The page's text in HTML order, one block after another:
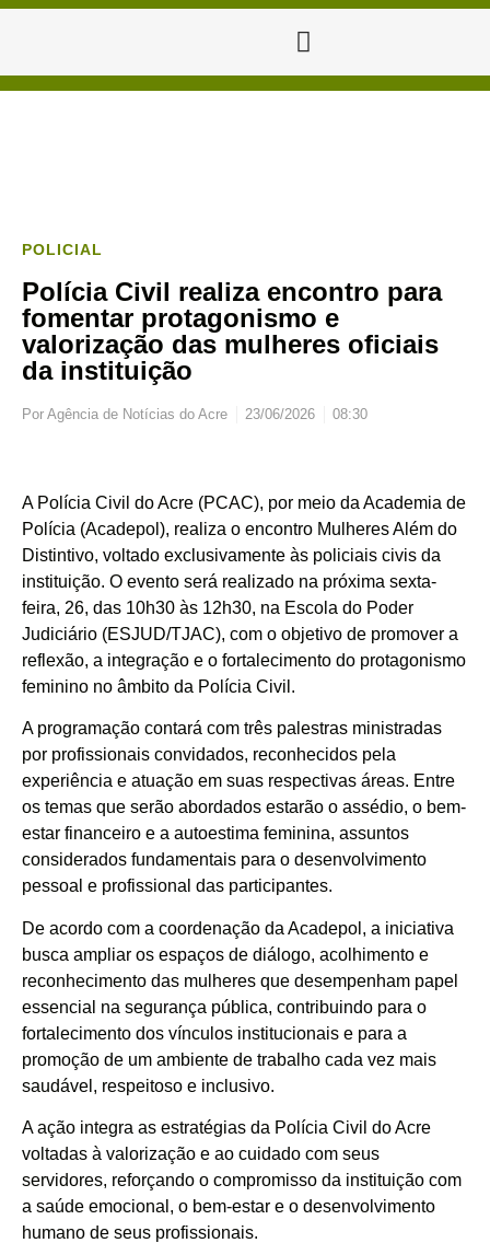
POLICIAL
Polícia Civil realiza encontro para
fomentar protagonismo e
valorização das mulheres oficiais
da instituição
Por Agência de Notícias do Acre 23/06/2026 08:30
A Polícia Civil do Acre (PCAC), por meio da Academia de
Polícia (Acadepol), realiza o encontro Mulheres Além do
Distintivo, voltado exclusivamente às policiais civis da
instituição. O evento será realizado na próxima sexta-
feira, 26, das 10h30 às 12h30, na Escola do Poder
Judiciário (ESJUD/TJAC), com o objetivo de promover a
reflexão, a integração e o fortalecimento do protagonismo
feminino no âmbito da Polícia Civil.
A programação contará com três palestras ministradas
por profissionais convidados, reconhecidos pela
experiência e atuação em suas respectivas áreas. Entre
os temas que serão abordados estarão o assédio, o bem-
estar financeiro e a autoestima feminina, assuntos
considerados fundamentais para o desenvolvimento
pessoal e profissional das participantes.
De acordo com a coordenação da Acadepol, a iniciativa
busca ampliar os espaços de diálogo, acolhimento e
reconhecimento das mulheres que desempenham papel
essencial na segurança pública, contribuindo para o
fortalecimento dos vínculos institucionais e para a
promoção de um ambiente de trabalho cada vez mais
saudável, respeitoso e inclusivo.
A ação integra as estratégias da Polícia Civil do Acre
voltadas à valorização e ao cuidado com seus
servidores, reforçando o compromisso da instituição com
a saúde emocional, o bem-estar e o desenvolvimento
humano de seus profissionais.